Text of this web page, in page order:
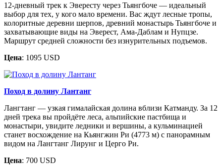
12-дневный трек к Эвересту через Тьянгбоче — идеальный
выбор для тех, у кого мало времени. Вас ждут лесные тропы,
колоритные деревни шерпов, древний монастырь Тьянгбоче и
захватывающие виды на Эверест, Ама-Даблам и Нупцзе.
Маршрут средней сложности без изнурительных подъемов.
Цена: 1095 USD
Поход в долину Лантанг
Лангтанг — узкая гималайская долина вблизи Катманду. За 12
дней трека вы пройдёте леса, альпийские пастбища и
монастыри, увидите ледники и вершины, а кульминацией
станет восхождение на Кьянгжин Ри (4773 м) с панорамным
видом на Лангтанг Лирунг и Церго Ри.
Цена: 700 USD